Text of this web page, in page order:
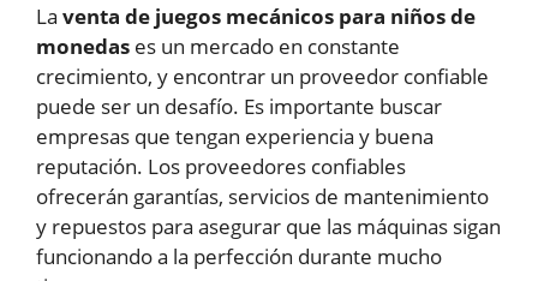
La venta de juegos mecánicos para niños de
monedas es un mercado en constante
crecimiento, y encontrar un proveedor confiable
puede ser un desafío. Es importante buscar
empresas que tengan experiencia y buena
reputación. Los proveedores confiables
ofrecerán garantías, servicios de mantenimiento
y repuestos para asegurar que las máquinas sigan
funcionando a la perfección durante mucho